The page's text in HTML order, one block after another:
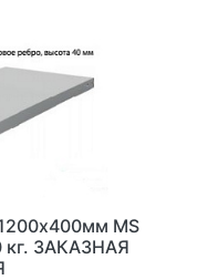
MS
кг. ЗАКАЗНАЯ